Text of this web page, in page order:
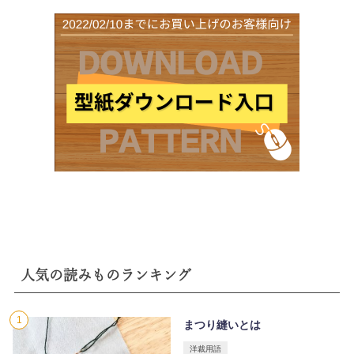
人気の読みものランキング
まつり縫いとは
洋裁用語